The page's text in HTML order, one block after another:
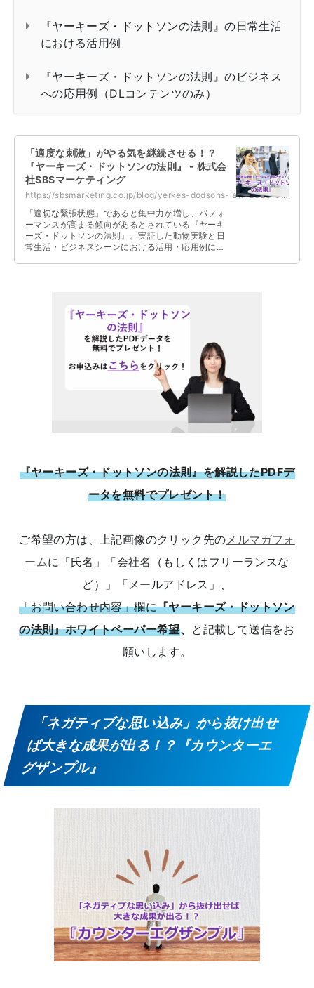
『ヤーキーズ・ドットソンの法則』の日常生活
における活用例
『ヤーキーズ・ドットソンの法則』のビジネス
への応用例（DLコンテンツのみ）
「適度な刺激」がやる気を継続させる！？
『ヤーキーズ・ドットソンの法則』 - 株式会
社SBSマーケティング
https://sbsmarketing.co.jp/blog/yerkes-dodsons-law-2025-06/
「適切な緊張状態」であると集中力が増し、パフォ
ーマンスが高まる傾向があるとされている『ヤーキ
ーズ・ドットソンの法則』。実証した動物実験と日
常生活・ビジネスシーンにおける活用・応用例につ
『ヤーキーズ・ドットソンの法則』を解説したPDFデ
ータを無料でプレゼント！
ご希望の方は、上記画像のクリック先の メルマガフォ
ームに「氏名」「会社名（もしくはフリーランスな
ど）」「メールアドレス」、
「お問い合わせ内容」欄に『ヤーキーズ・ドットソン
の法則』ホワイトペーパー希望、 と記載して送信をお
願いします。
「ネガティブな思い込み」から抜け出せ
ば大きな成果が出る！？『カウンターエ
グザンプル』